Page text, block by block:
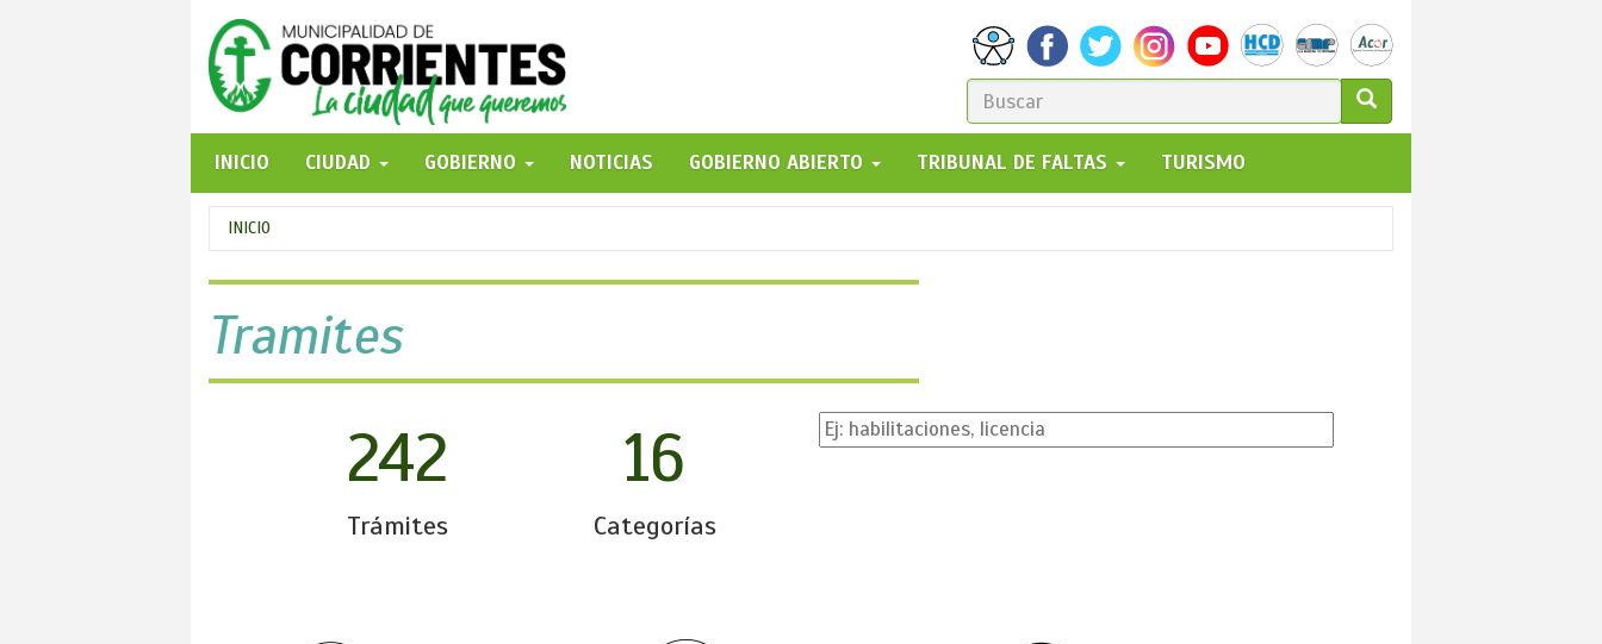
FORMULARIO
DE
BÚSQUEDA
GO!
INICIO
CIUDAD GOBIERNO NOTICIAS GOBIERNO ABIERTO TRIBUNAL DE FALTAS TURISMO
Se
encuentra
usted
aquí
INICIO
Tramites
242
Trámites
16
Categorías